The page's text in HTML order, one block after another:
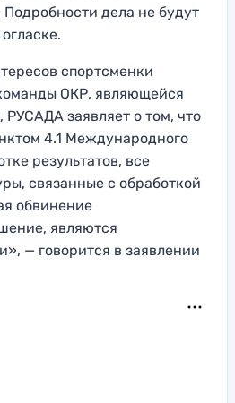
дела не будут
спортсменки
ОКР, являющейся
заявляет о том, что
4.1 Международного
результатов, все
связанные с обработкой
обвинение
являются
— говорится в заявлении